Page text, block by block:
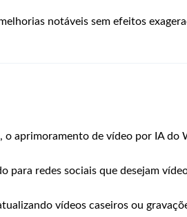
notáveis ​​sem efeitos
o aprimoramento de vídeo por IA
para redes sociais que desejam
vídeos caseiros ou